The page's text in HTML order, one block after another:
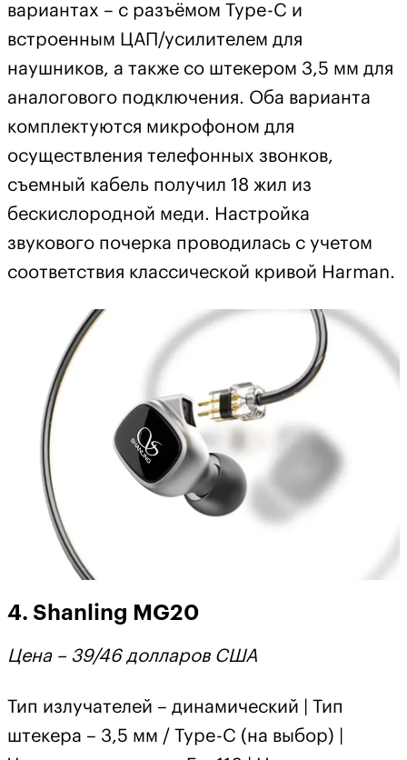
вариантах – с разъёмом Type-C и
встроенным ЦАП/усилителем для
наушников, а также со штекером 3,5 мм для
аналогового подключения. Оба варианта
комплектуются микрофоном для
осуществления телефонных звонков,
съемный кабель получил 18 жил из
бескислородной меди. Настройка
звукового почерка проводилась с учетом
соответствия классической кривой Harman.
4. Shanling MG20
Цена – 39/46 долларов США
Тип излучателей – динамический | Тип
штекера – 3,5 мм / Type-C (на выбор) |